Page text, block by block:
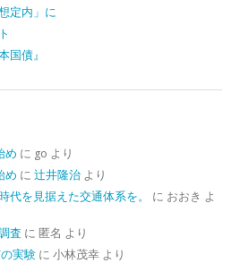
定内」に
国債』
め に go より
め に 辻井隆治 より
代を見据えた交通体系を。
に おおき よ
査 に 匿名 より
実験 に 小林茂幸 より